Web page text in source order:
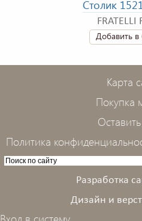
Столик
FRATELLI
Добавить в
Карта
Покупка
Политика
Разработка
Дизайн и